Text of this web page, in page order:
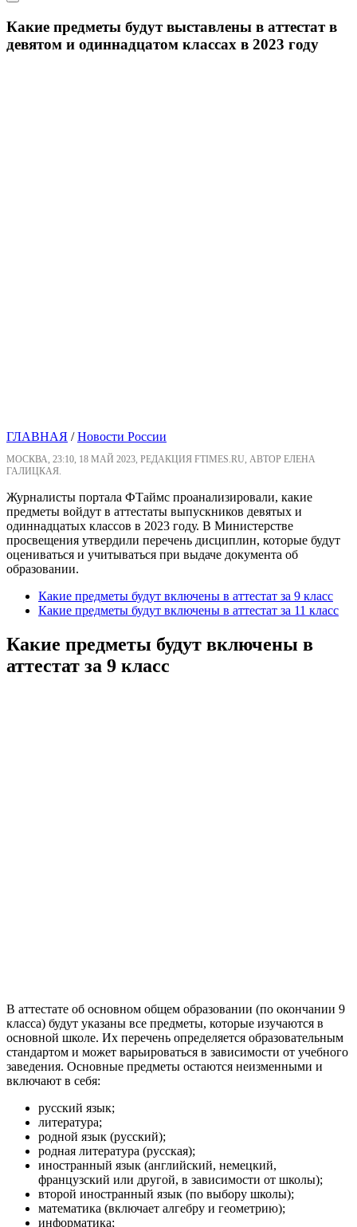
Какие предметы будут выставлены в аттестат в
девятом и одиннадцатом классах в 2023 году
ГЛАВНАЯ /Новости России
МОСКВА, 23:10, 18 МАЙ 2023, РЕДАКЦИЯ FTIMES.RU, АВТОР ЕЛЕНА
ГАЛИЦКАЯ.
Журналисты портала ФТаймс проанализировали, какие
предметы войдут в аттестаты выпускников девятых и
одиннадцатых классов в 2023 году. В Министерстве
просвещения утвердили перечень дисциплин, которые будут
оцениваться и учитываться при выдаче документа об
образовании.
Какие предметы будут включены в аттестат за 9 класс
Какие предметы будут включены в аттестат за 11 класс
Какие предметы будут включены в
аттестат за 9 класс
В аттестате об основном общем образовании (по окончании 9
класса) будут указаны все предметы, которые изучаются в
основной школе. Их перечень определяется образовательным
стандартом и может варьироваться в зависимости от учебного
заведения. Основные предметы остаются неизменными и
включают в себя:
русский язык;
литература;
родной язык (русский);
родная литература (русская);
иностранный язык (английский, немецкий,
французский или другой, в зависимости от школы);
второй иностранный язык (по выбору школы);
математика (включает алгебру и геометрию);
информатика;